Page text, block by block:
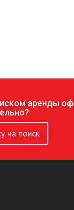
аренды
на поиск